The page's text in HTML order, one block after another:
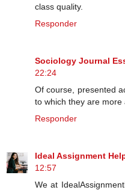
class quality.
Responder
Sociology Journal
22:24
Of course, presented
to which they are more
Responder
Ideal Assignment
12:57
We at